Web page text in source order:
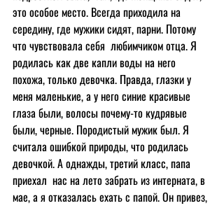
это особое место. Всегда приходила на
середину, где мужики сидят, парни. Потому
что чувствовала себя  любимчиком отца. Я
родилась как две капли воды на него
похожа, только девочка. Правда, глазки у
меня маленькие, а у него синие красивые
глаза были, волосы почему-то кудрявые
были, черные. Породистый мужик был. Я
считала ошибкой природы, что родилась
девочкой. А однажды, третий класс, папа
приехал  нас на лето забрать из интерната, в
мае, а я отказалась ехать с папой. Он привез,